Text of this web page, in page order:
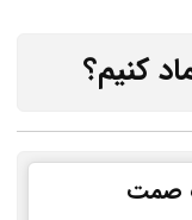
کنیم؟
صمت